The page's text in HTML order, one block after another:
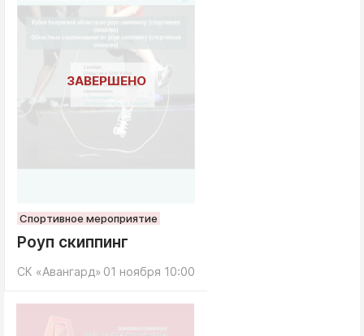
Спортивное мероприятие
Роуп скиппинг
01 ноября 10:00
СК «Авангард»